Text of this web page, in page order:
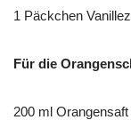
1 Päckchen
Für die
200 ml